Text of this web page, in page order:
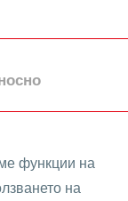
функции на
на